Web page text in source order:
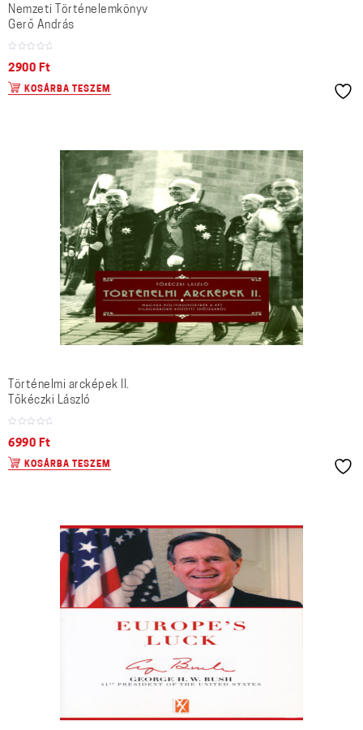
Nemzeti Történelemkönyv
Gerő András
2900 Ft
KOSÁRBA TESZEM
Történelmi arcképek II.
Tőkéczki László
6990 Ft
KOSÁRBA TESZEM